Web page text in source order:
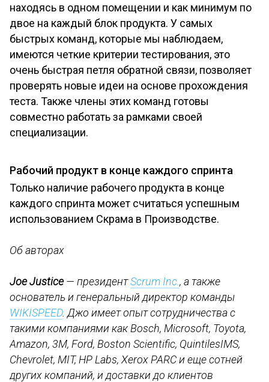
находясь в одном помещении и как минимум по
двое на каждый блок продукта. У самых
быстрых команд, которые мы наблюдаем,
имеются четкие критерии тестирования, это
очень быстрая петля обратной связи, позволяет
проверять новые идеи на основе прохождения
теста. Также члены этих команд готовы
совместно работать за рамками своей
специализации.
Рабочий продукт в конце каждого спринта
Только наличие рабочего продукта в конце
каждого спринта может считаться успешным
использованием Скрама в Производстве.
Об авторах
Joe Justice— президентScrum Inc., а также
основатель и генеральный директор команды
WIKISPEED. Джо имеет опыт сотрудничества с
такими компаниями как Bosch, Microsoft, Toyota,
Amazon, 3M, Ford, Boston Scientific, QuintilesIMS,
Chevrolet, MIT, HP Labs, Xerox PARC и еще сотней
других компаний, и доставки до клиентов